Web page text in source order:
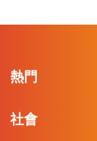
熱門
社會